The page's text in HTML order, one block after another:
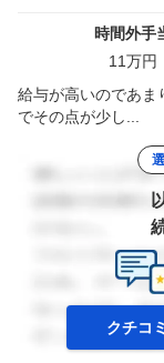
時間外手
11万円
給与が高いのであま
でその点が少し...
クチコ